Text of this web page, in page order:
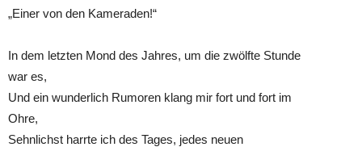
„Einer von den Kameraden!“
In dem letzten Mond des Jahres, um die zwölfte Stunde
war es,
Und ein wunderlich Rumoren klang mir fort und fort im
Ohre,
Sehnlichst harrte ich des Tages, jedes neuen